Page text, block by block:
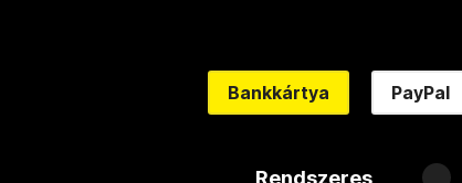
Bankkártya PayPal
Rendszeres